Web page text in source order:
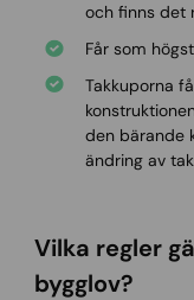
och finns det
Får som
Takkuporna
den bärande
ändring av
Vilka regler
bygglov?